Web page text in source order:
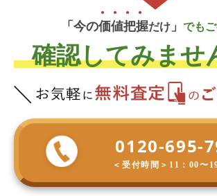
「今の価値把握だけ 」 でも
確認してみませ
0120-695-
＜受付時間＞ 11：00〜